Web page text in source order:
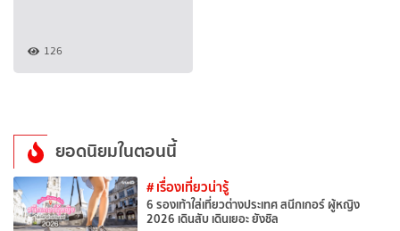
126
ยอดนิยมในตอนนี้
# เรื่องเที่ยวน่ารู้
6 รองเท้าใส่เที่ยวต่างประเทศ สนีกเกอร์ ผู้หญิง
2026 เดินสับ เดินเยอะ ยังชิล